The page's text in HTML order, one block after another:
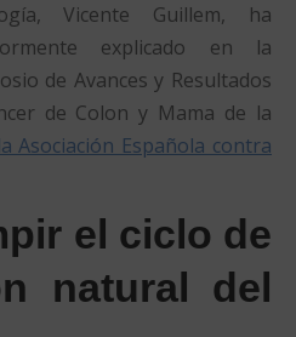
Vicente Guillem, ha
explicado en la
de Avances y Resultados
de Colon y Mama de la
Asociación Española contra
el ciclo de
natural del